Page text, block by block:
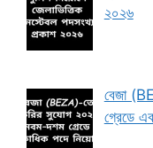
২০২৬
বেজা
গ্রেডে